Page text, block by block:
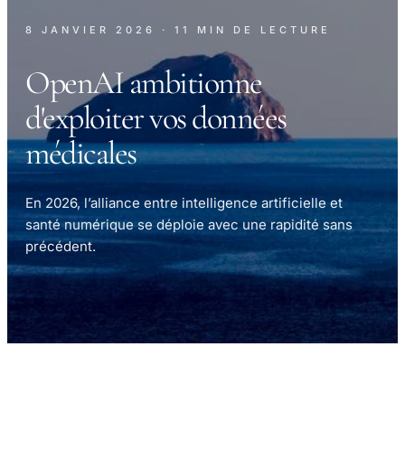
8 JANVIER 2026 · 11 MIN DE LECTURE
OpenAI ambitionne
d'exploiter vos données
médicales
En 2026, l’alliance entre intelligence artificielle et
santé numérique se déploie avec une rapidité sans
précédent.